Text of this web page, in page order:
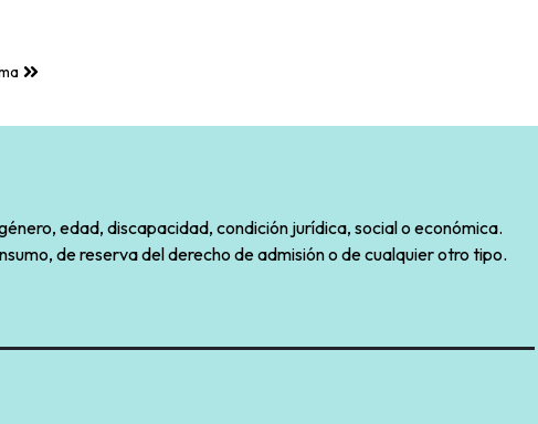
edad, discapacidad, condición jurídica, social o económica.
de reserva del derecho de admisión o de cualquier otro tipo.